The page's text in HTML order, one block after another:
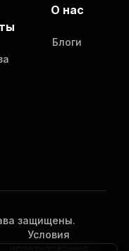
О нас
Блоги
защищены.
Условия